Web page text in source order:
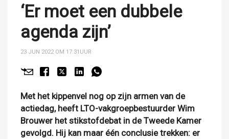
‘Er moet een dubbele
agenda zijn’
23 JUN 2022 OM 17:31 UUR
Met het kippenvel nog op zijn armen van de
actiedag, heeft LTO-vakgroepbestuurder Wim
Brouwer het stikstofdebat in de Tweede Kamer
gevolgd. Hij kan maar één conclusie trekken: er